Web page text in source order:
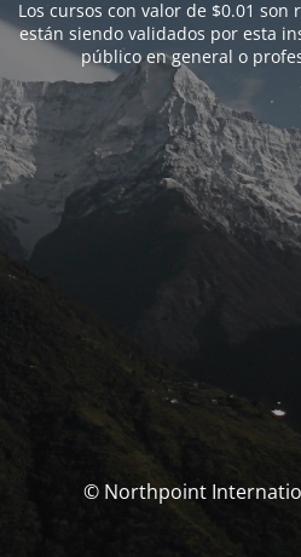
Los cursos con valor de $0.01
están siendo validados por esta
público en general o
© Northpoint